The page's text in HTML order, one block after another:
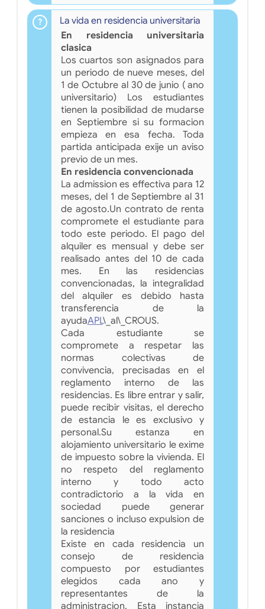
La vida en residencia universitaria
En residencia universitaria
clasica
Los cuartos son asignados para
un periodo de nueve meses, del
1 de Octubre al 30 de junio ( ano
universitario) Los estudiantes
tienen la posibilidad de mudarse
en Septiembre si su formacion
empieza en esa fecha. Toda
partida anticipada exije un aviso
previo de un mes.
En residencia convencionada
La admission es effectiva para 12
meses, del 1 de Septiembre al 31
de agosto.Un contrato de renta
compromete el estudiante para
todo este periodo. El pago del
alquiler es mensual y debe ser
realisado antes del 10 de cada
mes. En las residencias
convencionadas, la integralidad
del alquiler es debido hasta
transferencia de la
ayudaAPL\_al\_CROUS.
Cada estudiante se
compromete a respetar las
normas colectivas de
convivencia, precisadas en el
reglamento interno de las
residencias. Es libre entrar y salir,
puede recibir visitas, el derecho
de estancia le es exclusivo y
personal.Su estanza en
alojamiento universitario le exime
de impuesto sobre la vivienda. El
no respeto del reglamento
interno y todo acto
contradictorio a la vida en
sociedad puede generar
sanciones o incluso expulsion de
la residencia
Existe en cada residencia un
consejo de residencia
compuesto por estudiantes
elegidos cada ano y
representantes de la
administracion. Esta instancia